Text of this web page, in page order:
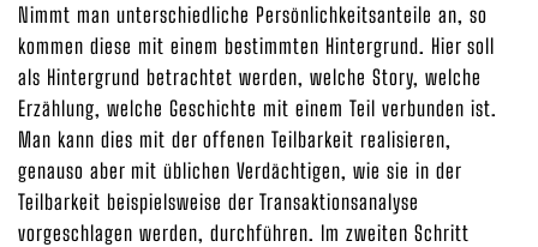
Nimmt man unterschiedliche Persönlichkeitsanteile an, so
kommen diese mit einem bestimmten Hintergrund. Hier soll
als Hintergrund betrachtet werden, welche Story, welche
Erzählung, welche Geschichte mit einem Teil verbunden ist.
Man kann dies mit der offenen Teilbarkeit realisieren,
genauso aber mit üblichen Verdächtigen, wie sie in der
Teilbarkeit beispielsweise der Transaktionsanalyse
vorgeschlagen werden, durchführen. Im zweiten Schritt